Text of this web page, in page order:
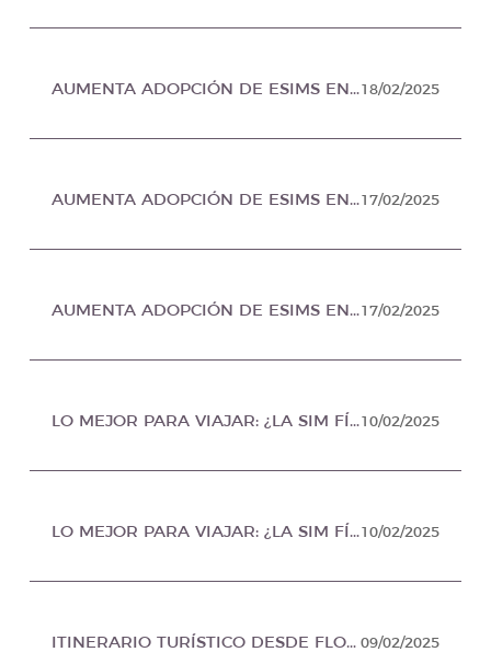
AUMENTA ADOPCIÓN DE ESIMS ENTRE TURISTAS “TECH-SAVVY”, PROFESIONISTAS Y NÓMADAS DIGITALES, EN PILAR INFORMATIVO MÉXICO18/02/2025
AUMENTA ADOPCIÓN DE ESIMS ENTRE TURISTAS “TECH-SAVVY”, PROFESIONISTAS Y NÓMADAS DIGITALES, EN TIJUANA INFORMATIVO MÉXICO17/02/2025
AUMENTA ADOPCIÓN DE ESIMS ENTRE TURISTAS “TECH-SAVVY”, PROFESIONISTAS Y NÓMADAS DIGITALES, EN EDOMEX AL DÍA MÉXICO17/02/2025
LO MEJOR PARA VIAJAR: ¿LA SIM FÍSICA O ESIM VIRTUAL?, EN CLASE TURISTA MÉXICO10/02/2025
LO MEJOR PARA VIAJAR: ¿LA SIM FÍSICA O ESIM VIRTUAL?, EN RED FINANCIERA MÉXICO10/02/2025
ITINERARIO TURÍSTICO DESDE FLORIDA, EN ITINERARIO TURISTICO MÉXICO 09/02/2025